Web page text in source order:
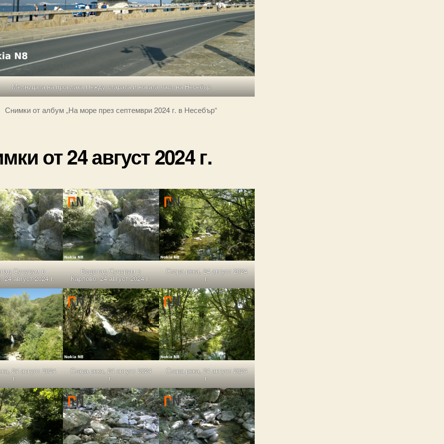
Мелницата на провлака между старата и новата част на Несебър
Снимки от албум „На море през септември 2024 г. в Несебър“
от 24 август 2024 г.
Сучурум в
24 август 2024 г.
Водопад Сучурум в
Карлово, 24 август 2024 г.
Стара река, 24 август 2024
г.
24 август 2024
г.
Стара река, 24 август 2024
г.
Стара река, 24 август 2024
г.